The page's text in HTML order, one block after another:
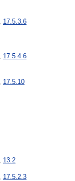
17.5.3.6
17.5.4.6
17.5.10
13.2
17.5.2.3